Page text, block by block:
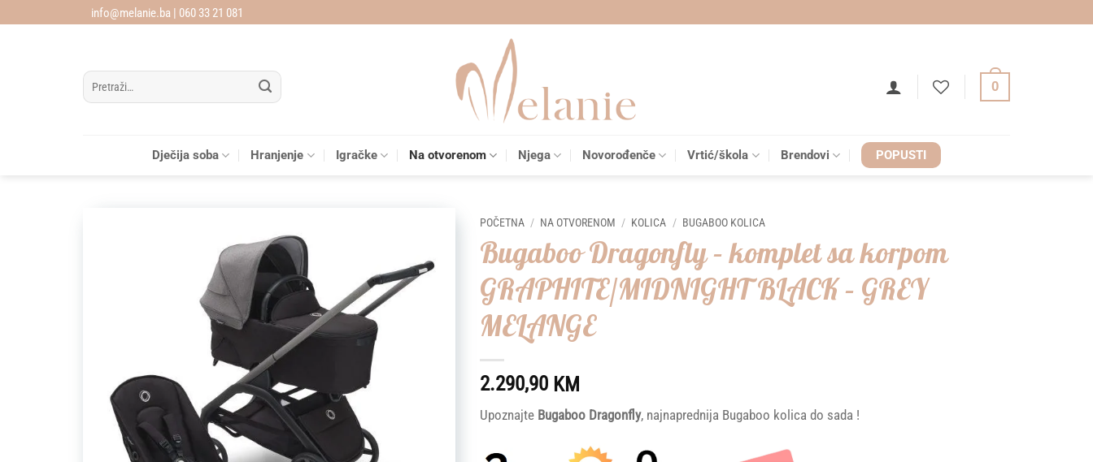
info@melanie.ba | 060 33 21 081
Pretraži:
0
Dječija soba Hranjenje Igračke Na otvorenom Njega Novorođenče Vrtić/škola Brendovi POPUSTI
Add to
wishlist
POČETNA / NA OTVORENOM / KOLICA / BUGABOO KOLICA
Bugaboo Dragonfly – komplet sa korpom
GRAPHITE/MIDNIGHT BLACK – GREY
MELANGE
2.290,90 KM
Upoznajte Bugaboo Dragonfly, najnaprednija Bugaboo kolica do sada !